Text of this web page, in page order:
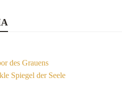
des Grauens
Spiegel der Seele